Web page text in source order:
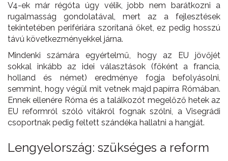
V4-ek már régóta úgy vélik, jobb nem barátkozni a
rugalmasság gondolatával, mert az a fejlesztések
tekintetében perifériára szorítaná őket, ez pedig hosszú
távú következményekkel járna.
Mindenki számára egyértelmű, hogy az EU jövőjét
sokkal inkább az idei választások (főként a francia,
holland és német) eredménye fogja befolyásolni,
semmint, hogy végül mit vetnek majd papírra Rómában.
Ennek ellenére Róma és a találkozót megelőző hetek az
EU reformról szóló vitákról fognak szólni, a Visegrádi
csoportnak pedig feltett szándéka hallatni a hangját.
Lengyelország: szükséges a reform